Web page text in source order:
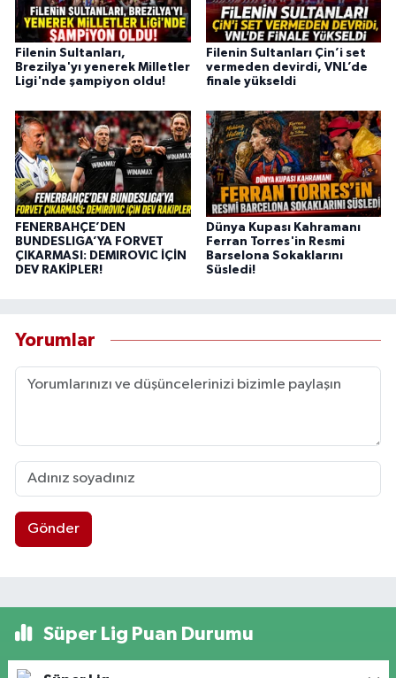
Filenin Sultanları,
Brezilya'yı yenerek Milletler
Ligi'nde şampiyon oldu!
Filenin Sultanları Çin’i set
vermeden devirdi, VNL’de
finale yükseldi
FENERBAHÇE’DEN
BUNDESLIGA’YA FORVET
ÇIKARMASI: DEMIROVIC İÇİN
DEV RAKİPLER!
Dünya Kupası Kahramanı
Ferran Torres'in Resmi
Barselona Sokaklarını
Süsledi!
Yorumlar
Gönder
Süper Lig Puan Durumu